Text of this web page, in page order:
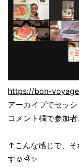
https://bon-
アーカイブでセッ
コメント欄で参加
↑こんな感じで、そ
す☺️🌈✨